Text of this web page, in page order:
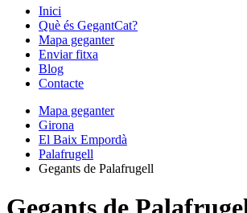
Inici
Què és GegantCat?
Mapa geganter
Enviar fitxa
Blog
Contacte
Mapa geganter
Girona
El Baix Empordà
Palafrugell
Gegants de Palafrugell